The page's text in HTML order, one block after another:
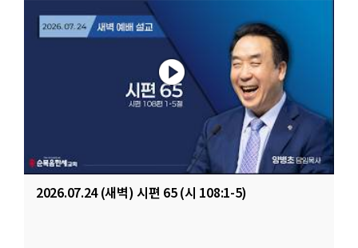
2026.07.24 (새벽) 시편 65 (시 108:1-5)